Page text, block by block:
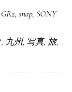
多
ら
九
, snap, SONY
, 九州, 写真, 旅,